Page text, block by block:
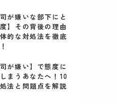
司が嫌いな部下にと
】その背後の理由
的な対処法を徹底
司が嫌い】で態度に
まうあなたへ！10
法と問題点を解説